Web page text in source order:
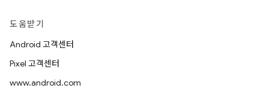
도움받기
Android 고객센터
Pixel 고객센터
www.android.com